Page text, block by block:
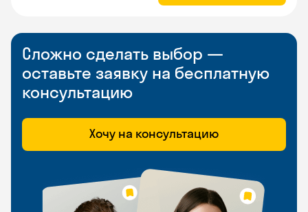
Сложно сделать выбор —
оставьте заявку на бесплатную
консультацию
Хочу на консультацию